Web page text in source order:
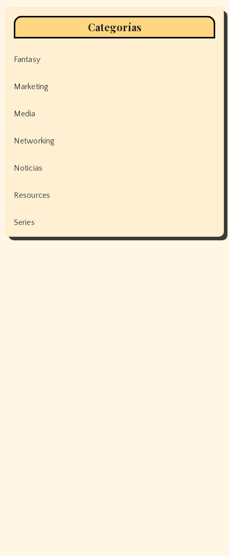
Categorías
Fantasy
Marketing
Media
Networking
Noticias
Resources
Series